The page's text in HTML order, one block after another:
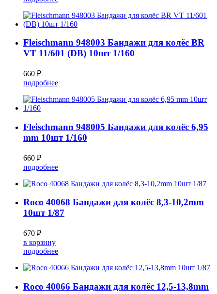
Fleischmann 948003 Бандажи для колёс BR
VT 11/601 (DB) 10шт 1/160
660 ₽
подробнее
Fleischmann 948005 Бандажи для колёс 6,95
mm 10шт 1/160
660 ₽
подробнее
Roco 40068 Бандажи для колёс 8,3-10,2mm
10шт 1/87
670 ₽
в корзину
подробнее
Roco 40066 Бандажи для колёс 12,5-13,8mm